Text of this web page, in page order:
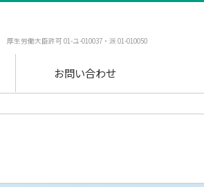
厚生労働大臣許可 01-ユ-010037・派 01-010050
お問い合わせ